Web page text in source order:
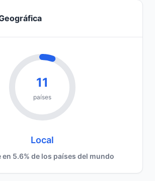
11
países
Local
en 5.6% de los países del mundo